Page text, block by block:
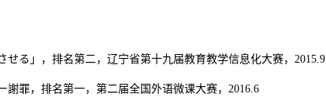
せる」，排名第二，辽宁省第十九届教育教学信息化大赛，2015.9
謝罪，排名第一，第二届全国外语微课大赛，2016.6